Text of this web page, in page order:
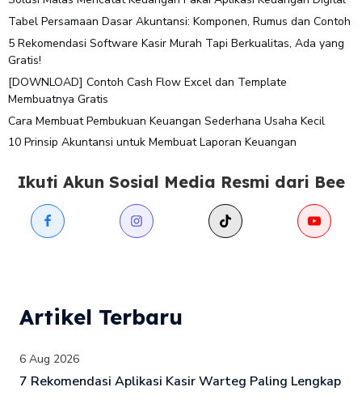
Tabel Persamaan Dasar Akuntansi: Komponen, Rumus dan Contoh
5 Rekomendasi Software Kasir Murah Tapi Berkualitas, Ada yang
Gratis!
[DOWNLOAD] Contoh Cash Flow Excel dan Template
Membuatnya Gratis
Cara Membuat Pembukuan Keuangan Sederhana Usaha Kecil
10 Prinsip Akuntansi untuk Membuat Laporan Keuangan
Ikuti Akun Sosial Media Resmi dari Bee
Artikel Terbaru
6 Aug 2026
7 Rekomendasi Aplikasi Kasir Warteg Paling Lengkap